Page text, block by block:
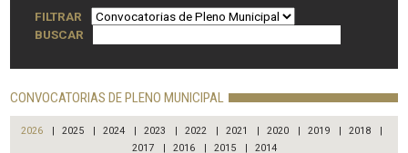
FILTRAR
BUSCAR
CONVOCATORIAS DE PLENO MUNICIPAL
2026 | 2025 | 2024 | 2023 | 2022 | 2021 | 2020 | 2019 | 2018
|
2017
| 2016 | 2015 | 2014